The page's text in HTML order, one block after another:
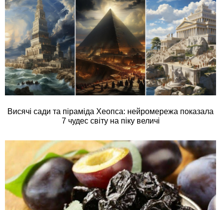
Висячі сади та піраміда Хеопса: нейромережа показала
7 чудес світу на піку величі